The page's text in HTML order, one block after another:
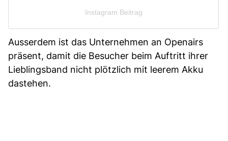
Instagram Beitrag
Ausserdem ist das Unternehmen an Openairs
präsent, damit die Besucher beim Auftritt ihrer
Lieblingsband nicht plötzlich mit leerem Akku
dastehen.